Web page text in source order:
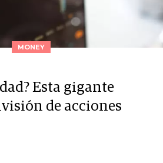
MONEY
Esta gigante
de acciones